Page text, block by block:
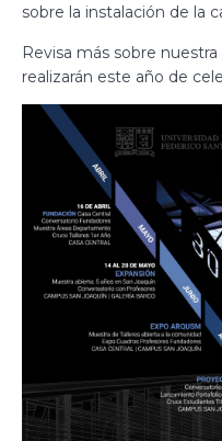
sobre la instalación de la
Revisa más sobre
realizarán este año de